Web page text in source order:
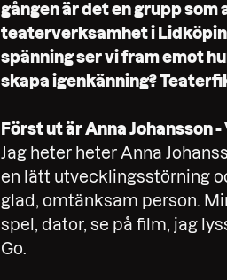
gången är det en grupp
teaterverksamhet i
spänning ser vi fram emot
skapa igenkänning?
Först ut är Anna Johansson -
Jag heter heter Anna
en lätt utvecklingsstörning
glad, omtänksam person.
spel, dator, se på film, jag
Go.